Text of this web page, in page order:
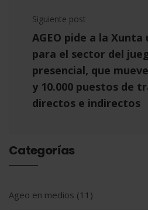
Siguiente post
AGEO pide a la
para el sector del
presencial, que
y 10.000 puestos de
directos e indirectos
Categorías
Ageo en medios (11)